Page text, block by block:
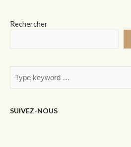
publications
Rechercher
SUIVEZ-NOUS